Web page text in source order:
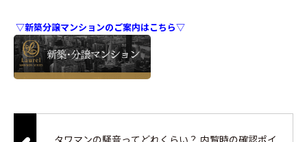
▽新築分譲マンションのご案内はこちら▽
タワマンの騒音ってどれくらい？ 内覧時の確認ポイ